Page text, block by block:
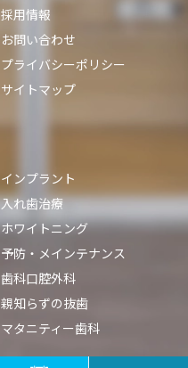
採用情報
お問い合わせ
プライバシーポリシー
サイトマップ
インプラント
入れ歯治療
ホワイトニング
予防・メインテナンス
歯科口腔外科
親知らずの抜歯
マタニティー歯科
｜九大学研都市駅の歯医者